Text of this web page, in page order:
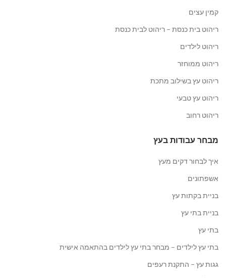
קמין עצים
ריהוט בית כנסת – ריהוט לבית כנסת
ריהוט לילדים
ריהוט ממוחזר
ריהוט עץ בשילוב מתכת
ריהוט עץ טבעי
ריהוט רחוב
מבחר עבודות בעץ
איך לבחור דקים מעץ
אשפתונים
בניית בקתות עץ
בניית בתי עץ
בתי עץ
בתי עץ לילדים – מבחר בתי עץ לילדים בהתאמה אישית
גגות עץ – התקנת רעפים